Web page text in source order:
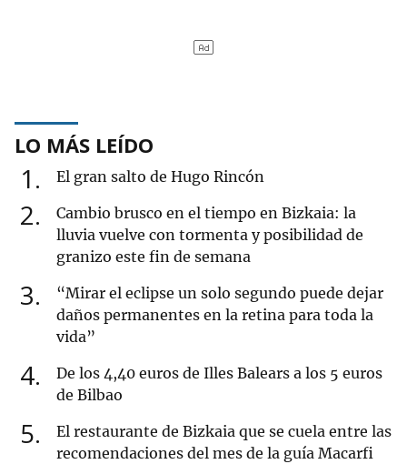
LO MÁS LEÍDO
1 El gran salto de Hugo Rincón
2
Cambio brusco en el tiempo en Bizkaia: la
lluvia vuelve con tormenta y posibilidad de
granizo este fin de semana
3
“Mirar el eclipse un solo segundo puede dejar
daños permanentes en la retina para toda la
vida”
4
De los 4,40 euros de Illes Balears a los 5 euros
de Bilbao
5
El restaurante de Bizkaia que se cuela entre las
recomendaciones del mes de la guía Macarfi